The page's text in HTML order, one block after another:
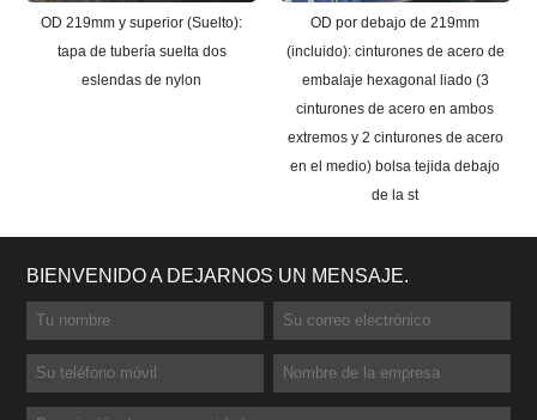
OD 219mm y superior (Suelto):
tapa de tubería suelta dos
eslendas de nylon
OD por debajo de 219mm
(incluido): cinturones de acero de
embalaje hexagonal liado (3
cinturones de acero en ambos
extremos y 2 cinturones de acero
en el medio) bolsa tejida debajo
de la st
BIENVENIDO A DEJARNOS UN MENSAJE.